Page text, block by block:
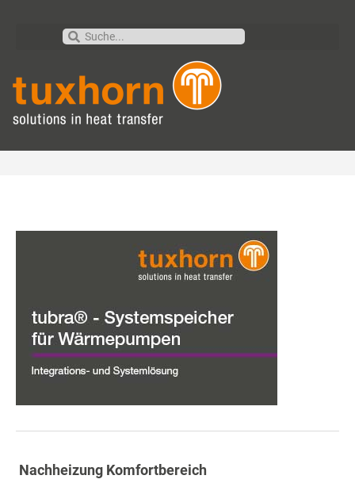
Nachheizung Komfortbereich